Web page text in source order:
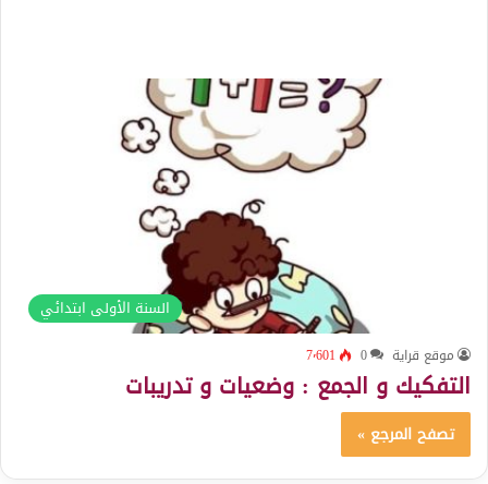
السنة الأولى ابتدائي
موقع قراية 0 7٬601
التفكيك و الجمع : وضعيات و تدريبات
تصفح المرجع »